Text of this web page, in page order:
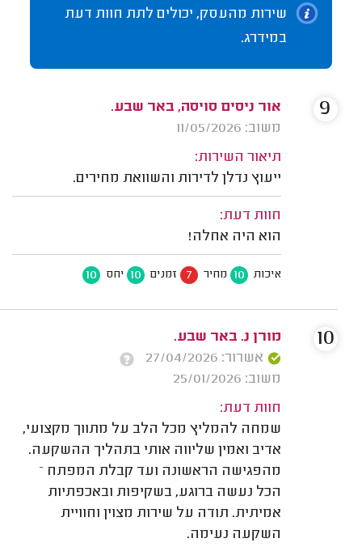
שירות מהעסק, יכולים לתת חוות דעת
במידרג.
אור ניסים סויסה, באר שבע.
משוב: 11/05/2026
תיאור השירות:
ייעוץ נדלן לדירות והשוואת מחירים.
חוות דעת:
הוא היה אחלה!
איכות 10 מחיר 7 זמנים 10 יחס 10
9
מורן נ. באר שבע.
אשרור: 27/04/2026
משוב: 25/01/2026
חוות דעת:
שמחה להמליץ מכל הלב על מתווך מקצועי,
אדיב ואמין שליווה אותי בתהליך ההשקעה.
מהפגישה הראשונה ועד קבלת המפתח –
הכל נעשה ברוגע, בשקיפות ובאכפתיות
אמיתית. תודה על שירות מצוין וחוויית
השקעה נעימה.
10